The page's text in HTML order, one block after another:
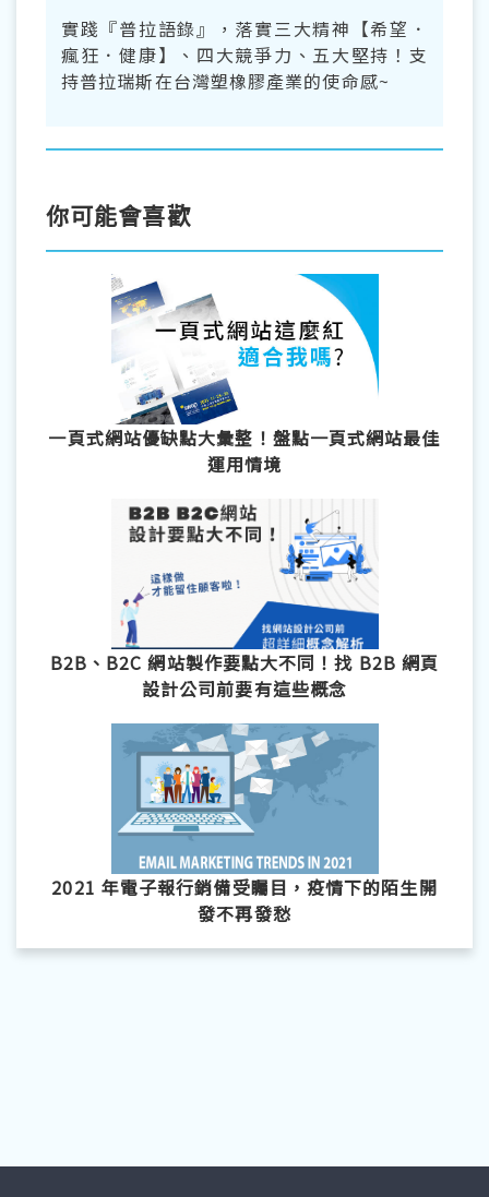
實踐『普拉語錄』，落實三大精神【希望．
瘋狂．健康】、四大競爭力、五大堅持！支
持普拉瑞斯在台灣塑橡膠產業的使命感~
你可能會喜歡
一頁式網站優缺點大彙整！盤點一頁式網站最佳
運用情境
B2B、B2C 網站製作要點大不同！找 B2B 網頁
設計公司前要有這些概念
2021 年電子報行銷備受矚目，疫情下的陌生開
發不再發愁